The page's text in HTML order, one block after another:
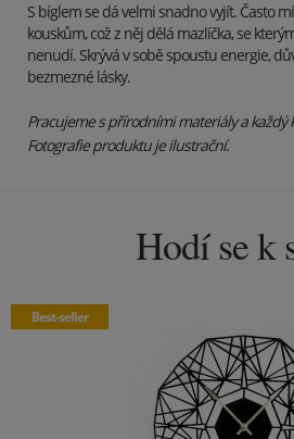
S bíglem se dá velmi snadno vyjít. Často
kouskům, což z něj dělá mazlíčka, se
nenudí. Skrývá v sobě spoustu energie,
bezmezné lásky.
Pracujeme s přírodními materiály a každý
Fotografie produktu je ilustrační.
Hodí se k
Best-seller